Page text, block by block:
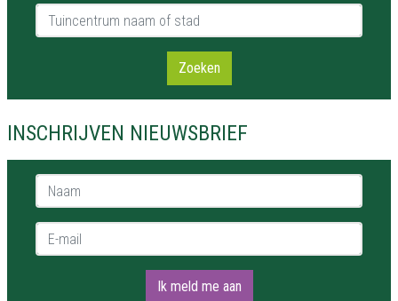
Tuincentrum naam of stad
Zoeken
INSCHRIJVEN NIEUWSBRIEF
Naam *
E-mail *
Ik meld me aan